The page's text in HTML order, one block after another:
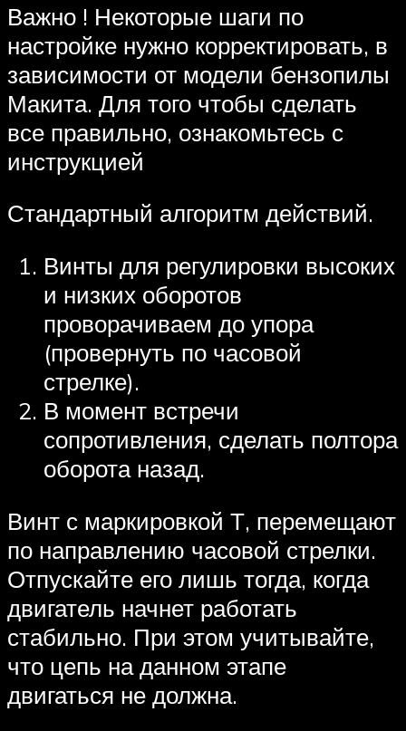
Важно ! Некоторые шаги по
настройке нужно корректировать, в
зависимости от модели бензопилы
Макита. Для того чтобы сделать
все правильно, ознакомьтесь с
инструкцией
Стандартный алгоритм действий.
Винты для регулировки высоких
и низких оборотов
проворачиваем до упора
(провернуть по часовой
стрелке).
В момент встречи
сопротивления, сделать полтора
оборота назад.
Винт с маркировкой Т, перемещают
по направлению часовой стрелки.
Отпускайте его лишь тогда, когда
двигатель начнет работать
стабильно. При этом учитывайте,
что цепь на данном этапе
двигаться не должна.